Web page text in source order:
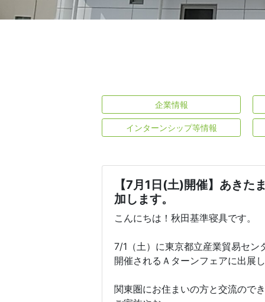
企業情報
インターンシップ等情報
【7月1日(土)開催】あきた
加します。
こんにちは！秋田基準寝具です。
7/1（土）に東京都立産業貿易セン
開催されるＡターンフェアに出展し
関東圏にお住まいの方と交流ので